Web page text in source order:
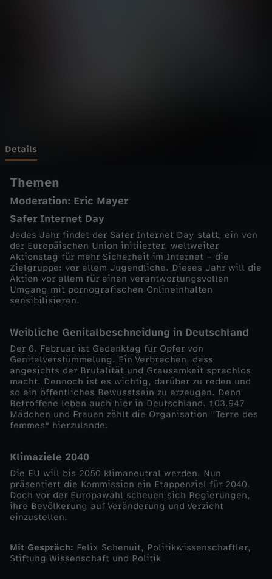
N
A
N
O
v
o
m
6
.
F
b
r
a
Details
Themen
Moderation: Eric Mayer
Safer Internet Day
Jedes Jahr findet der Safer Internet Day statt, ein von
der Europäischen Union initiierter, weltweiter
Aktionstag für mehr Sicherheit im Internet – die
Zielgruppe: vor allem Jugendliche. Dieses Jahr will die
Aktion vor allem für einen verantwortungsvollen
Umgang mit pornografischen Onlineinhalten
sensibilisieren.
Weibliche Genitalbeschneidung in Deutschland
Der 6. Februar ist Gedenktag für Opfer von
Genitalverstümmelung. Ein Verbrechen, dass
angesichts der Brutalität und Grausamkeit sprachlos
macht. Dennoch ist es wichtig, darüber zu reden und
so ein öffentliches Bewusstsein zu erzeugen. Denn
Betroffene leben auch hier in Deutschland. 103.947
Mädchen und Frauen zählt die Organisation "Terre des
femmes“ hierzulande.
Klimaziele 2040
Die EU will bis 2050 klimaneutral werden. Nun
präsentiert die Kommission ein Etappenziel für 2040.
Doch vor der Europawahl scheuen sich Regierungen,
ihre Bevölkerung auf Veränderung und Verzicht
einzustellen.
Mit Gespräch: Felix Schenuit, Politikwissenschaftler,
Stiftung Wissenschaft und Politik